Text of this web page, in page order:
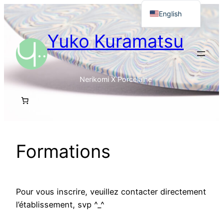
Skip
to
content
Yuko Kuramatsu
Nerikomi X Porcelaine
Formations
Pour vous inscrire, veuillez contacter directement
l’établissement, svp ^_^
English
Français
日本語